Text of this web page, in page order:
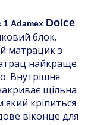
1 Adamex Dolce
блок.
матрацик з
найкраще
Внутрішня
щільна
кріпиться
віконце для